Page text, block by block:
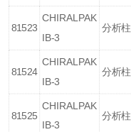
81523
CHIRALPAK
IB-3
分析柱
81524
CHIRALPAK
IB-3
分析柱
81525
CHIRALPAK
IB-3
分析柱